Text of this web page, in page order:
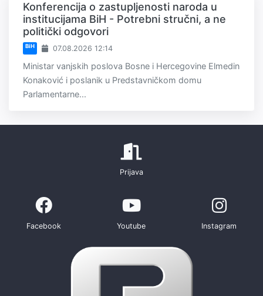
Konferencija o zastupljenosti naroda u
institucijama BiH - Potrebni stručni, a ne
politički odgovori
BiH 07.08.2026 12:14
Ministar vanjskih poslova Bosne i Hercegovine Elmedin
Konaković i poslanik u Predstavničkom domu
Parlamentarne...
Prijava
Facebook Youtube Instagram